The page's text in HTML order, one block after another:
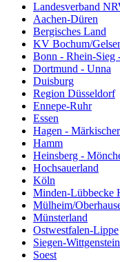
Landesverband
Aachen-Düren
Bergisches Land
KV Bochum/
Bonn - Rhein-Sieg
Dortmund - Unna
Duisburg
Region Düsseldorf
Ennepe-Ruhr
Essen
Hagen -
Hamm
Heinsberg -
Hochsauerland
Köln
Minden-Lübbecke
Mülheim/
Münsterland
Ostwestfalen-Lippe
Siegen-
Soest